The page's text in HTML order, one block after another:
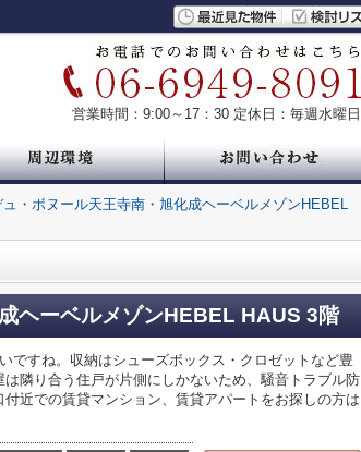
営業時間：9:00～17：30 定休日：毎週水曜日
ュ・ボヌール天王寺南・旭化成ヘーベルメゾンHEBEL
ヘーベルメゾンHEBEL HAUS 3階
ですね。収納はシューズボックス・クロゼットなど豊
隣り合う住戸が片側にしかないため、騒音トラブル防
近での賃貸マンション、賃貸アパートをお探しの方は